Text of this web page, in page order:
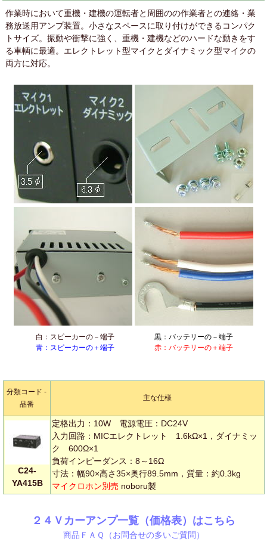
作業時において重機・建機の運転者と周囲のの作業者との連絡・業
務放送用アンプ装置。小さなスペースに取り付けができるコンパク
トサイズ。振動や衝撃に強く、重機・建機などのハードな動きをす
る車輌に最適。エレクトレット型マイクとダイナミック型マイクの
両方に対応。
白：スピーカーの－端子
青：スピーカーの＋端子
黒：バッテリーの－端子
赤：バッテリーの＋端子
分類コード -
品番
主な仕様
C24-
YA415B
定格出力：10W 電源電圧：DC24V
入力回路：MICエレクトレット 1.6kΩ×1，ダイナミッ
ク 600Ω×1
負荷インピーダンス：8～16Ω
寸法：幅90×高さ35×奥行89.5mm，質量：約0.3kg
マイクロホン別売 noboru製
２４Ｖカーアンプ一覧（価格表）はこちら
商品ＦＡＱ（お問合せの多いご質問）